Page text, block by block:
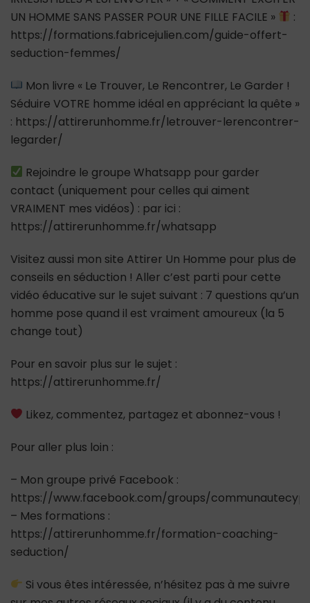
UN HOMME SANS PASSER POUR UNE FILLE FACILE »
:
https://formations.fabricejulien.com/guide-offert-
seduction-femmes/
Mon livre « Le Trouver, Le Rencontrer, Le Garder !
Séduire VOTRE homme idéal en appréciant la quête »
: https://attirerunhomme.fr/letrouver-lerencontrer-
legarder/
Rejoindre le groupe Whatsapp pour garder
contact (uniquement pour celles qui aiment
VRAIMENT mes vidéos) : par ici :
https://attirerunhomme.fr/whatsapp
Visitez aussi mon site Attirer Un Homme pour plus de
conseils en séduction ! Aller c’est parti pour cette
vidéo éducative sur le sujet suivant : 7 questions qu’un
homme pose quand il est vraiment amoureux (la 5
change tout)
Pour en savoir plus sur le sujet :
https://attirerunhomme.fr/
Likez, commentez, partagez et abonnez-vous !
Pour aller plus loin :
– Mon groupe privé Facebook :
https://www.facebook.com/groups/
– Mes formations :
https://attirerunhomme.fr/formation-coaching-
seduction/
Si vous êtes intéressée, n’hésitez pas à me suivre